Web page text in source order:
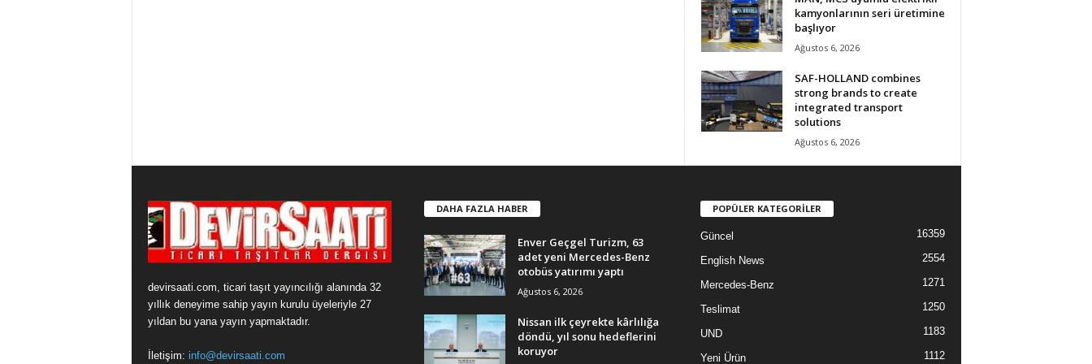
kamyonlarının seri üretimine
başlıyor
Ağustos 6, 2026
SAF-HOLLAND combines
strong brands to create
integrated transport
solutions
Ağustos 6, 2026
devirsaati.com, ticari taşıt yayıncılığı alanında 32
yıllık deneyime sahip yayın kurulu üyeleriyle 27
yıldan bu yana yayın yapmaktadır.
İletişim: info@devirsaati.com
DAHA FAZLA HABER
Enver Geçgel Turizm, 63
adet yeni Mercedes-Benz
otobüs yatırımı yaptı
Ağustos 6, 2026
Nissan ilk çeyrekte kârlılığa
döndü, yıl sonu hedeflerini
koruyor
POPÜLER KATEGORİLER
Güncel 16359
English News 2554
Mercedes-Benz 1271
Teslimat 1250
UND 1183
Yeni Ürün 1112